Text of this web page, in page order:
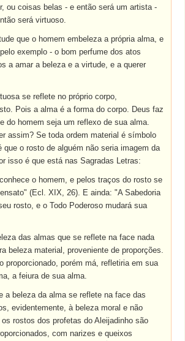
ou coisas belas - e então será um artista -
será virtuoso.
que o homem embeleza a própria alma, e
exemplo - o bom perfume dos atos
a amar a beleza e a virtude, e a querer
se reflete no próprio corpo,
Pois a alma é a forma do corpo. Deus faz
do homem seja um reflexo de sua alma.
assim? Se toda ordem material é símbolo
que o rosto de alguém não seria imagem da
isso é que está nas Sagradas Letras:
o homem, e pelos traços do rosto se
(Ecl. XIX, 26). E ainda: "A Sabedoria
rosto, e o Todo Poderoso mudará sua
das almas que se reflete na face nada
beleza material, proveniente de proporções.
proporcionado, porém má, refletiria em sua
a feiura de sua alma.
a beleza da alma se reflete na face das
evidentemente, à beleza moral e não
rostos dos profetas do Aleijadinho são
com narizes e queixos